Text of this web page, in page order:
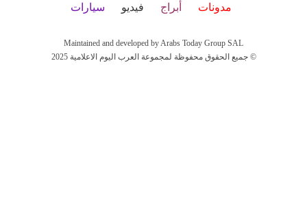
مدونات أبراج فيديو سيارات
Maintained and developed by Arabs Today Group SAL
جميع الحقوق محفوظة لمجموعة العرب اليوم الاعلامية 2025 ©